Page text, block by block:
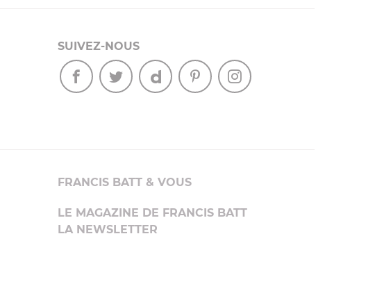
SUIVEZ-NOUS
FRANCIS BATT & VOUS
LE MAGAZINE DE FRANCIS BATT
LA NEWSLETTER